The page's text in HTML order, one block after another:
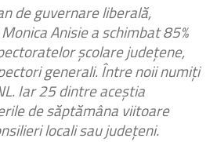
de guvernare liberală,
Anisie a schimbat 85%
școlare județene,
generali. Între noii numiți
Iar 25 dintre aceștia
de săptămâna viitoare
locali sau județeni.